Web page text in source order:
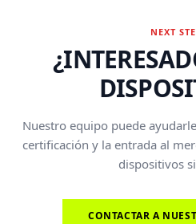
NEXT
Nuestro equipo puede
certificación y la entrada al
dispositivos
CONTACTAR A